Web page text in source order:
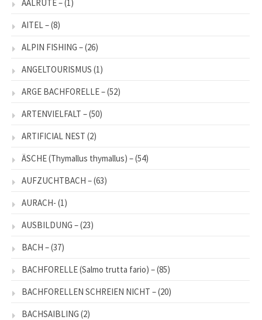
AALRUTE –(1)
AITEL –(8)
ALPIN FISHING –(26)
ANGELTOURISMUS (1)
ARGE BACHFORELLE –(52)
ARTENVIELFALT –(50)
ARTIFICIAL NEST (2)
ÄSCHE (Thymallus thymallus) –(54)
AUFZUCHTBACH –(63)
AURACH- (1)
AUSBILDUNG –(23)
BACH –(37)
BACHFORELLE (Salmo trutta fario) –(85)
BACHFORELLEN SCHREIEN NICHT –(20)
BACHSAIBLING (2)